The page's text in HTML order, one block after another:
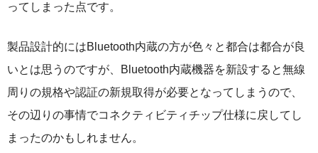
ってしまった点です。
製品設計的にはBluetooth内蔵の方が色々と都合は都合が良
いとは思うのですが、Bluetooth内蔵機器を新設すると無線
周りの規格や認証の新規取得が必要となってしまうので、
その辺りの事情でコネクティビティチップ仕様に戻してし
まったのかもしれません。